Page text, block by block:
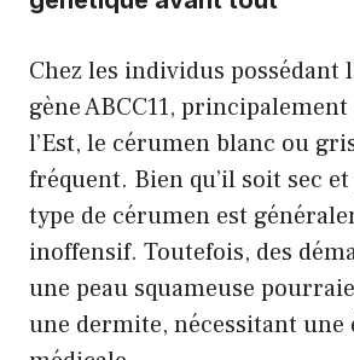
Chez les individus possédant
gène ABCC11, principalement
l’Est, le cérumen blanc ou
fréquent. Bien qu’il soit sec
type de cérumen est
inoffensif. Toutefois, des
une peau squameuse
une dermite, nécessitant une